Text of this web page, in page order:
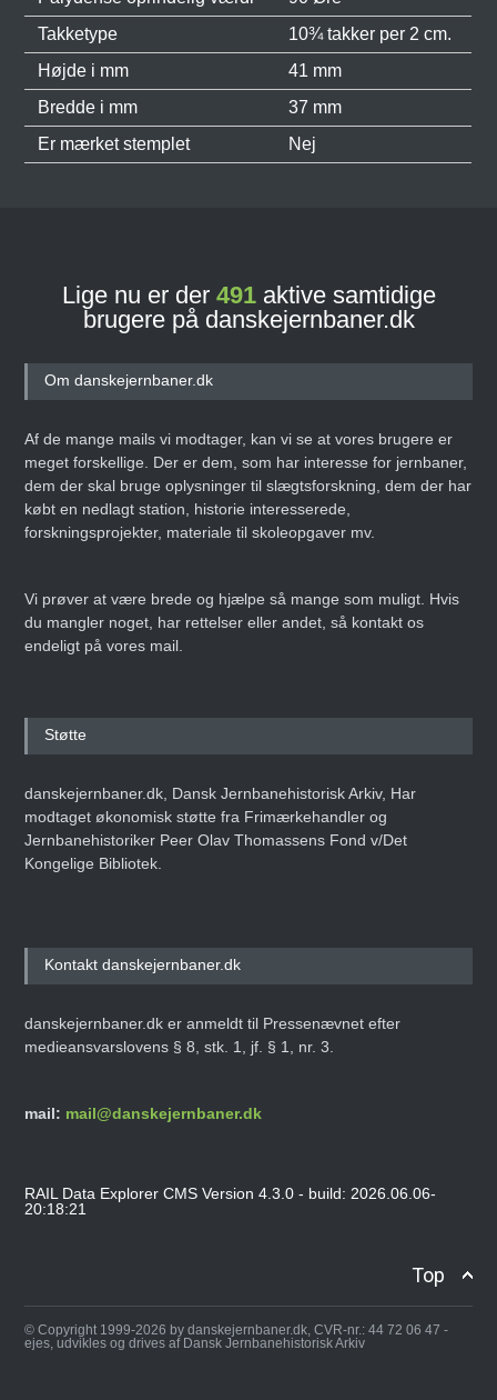
Takketype
10¾ takker per 2 cm.
Højde i mm
41 mm
Bredde i mm
37 mm
Er mærket stemplet
Nej
Lige nu er der 491aktive samtidige
brugere på danskejernbaner.dk
Om danskejernbaner.dk
Af de mange mails vi modtager, kan vi se at vores brugere er
meget forskellige. Der er dem, som har interesse for jernbaner,
dem der skal bruge oplysninger til slægtsforskning, dem der har
købt en nedlagt station, historie interesserede,
forskningsprojekter, materiale til skoleopgaver mv.
Vi prøver at være brede og hjælpe så mange som muligt. Hvis
du mangler noget, har rettelser eller andet, så kontakt os
endeligt på vores mail.
Støtte
danskejernbaner.dk, Dansk Jernbanehistorisk Arkiv, Har
modtaget økonomisk støtte fra Frimærkehandler og
Jernbanehistoriker Peer Olav Thomassens Fond v/Det
Kongelige Bibliotek.
Kontakt danskejernbaner.dk
danskejernbaner.dk er anmeldt til Pressenævnet efter
medieansvarslovens § 8, stk. 1, jf. § 1, nr. 3.
mail: mail@danskejernbaner.dk
RAIL Data Explorer CMS Version 4.3.0 - build: 2026.06.06-
20:18:21
Top
© Copyright 1999-2026 by danskejernbaner.dk, CVR-nr.: 44 72 06 47 -
ejes, udvikles og drives af Dansk Jernbanehistorisk Arkiv